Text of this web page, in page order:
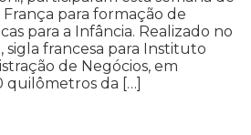
para formação de
para a Infância. Realizado no
sigla francesa para Instituto
de Negócios, em
quilômetros da […]